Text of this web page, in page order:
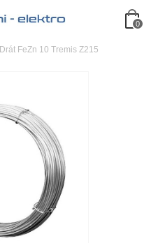
0
Drát FeZn 10 Tremis Z215